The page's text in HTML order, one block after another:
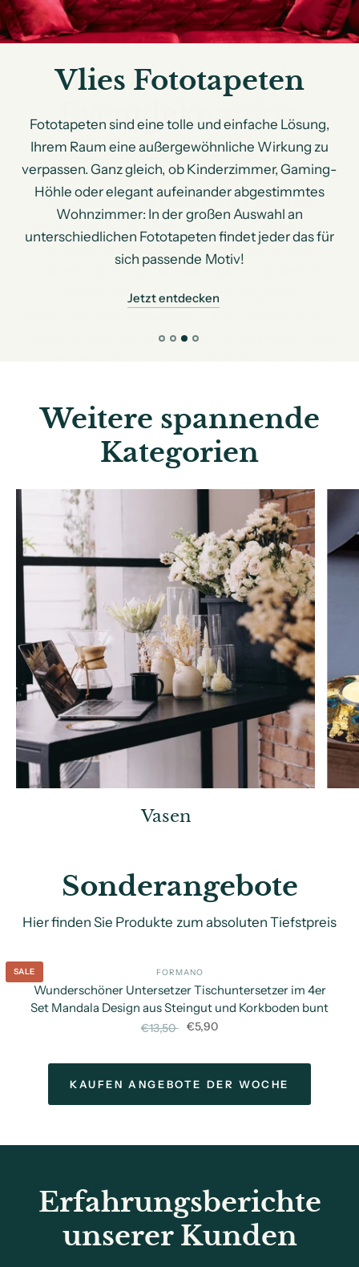
Vlies Fototapeten
Fototapeten sind eine tolle und einfache Lösung,
Ihrem Raum eine außergewöhnliche Wirkung zu
verpassen. Ganz gleich, ob Kinderzimmer, Gaming-
Höhle oder elegant aufeinander abgestimmtes
Wohnzimmer: In der großen Auswahl an
unterschiedlichen Fototapeten findet jeder das für
sich passende Motiv!
Jetzt entdecken
Weitere spannende
Kategorien
Vasen
Wanddekoration
Sonderangebote
Hier finden Sie Produkte zum absoluten Tiefstpreis
SALE FORMANO
Wunderschöner Untersetzer Tischuntersetzer im 4er
Set Mandala Design aus Steingut und Korkboden bunt
€13,50 €5,90
KAUFEN ANGEBOTE DER WOCHE
Erfahrungsberichte
unserer Kunden